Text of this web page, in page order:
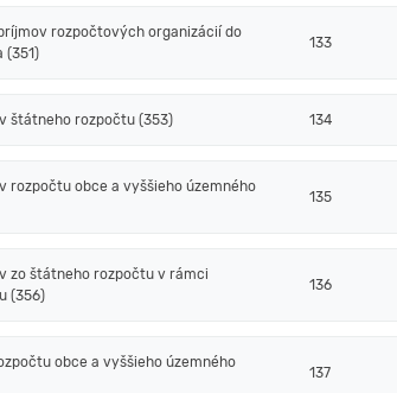
rozpočtových organizácií do
(351)
133
štátneho rozpočtu (353) 134
rozpočtu obce a vyššieho územného
135
zo štátneho rozpočtu v rámci
(356)
136
obce a vyššieho územného
137